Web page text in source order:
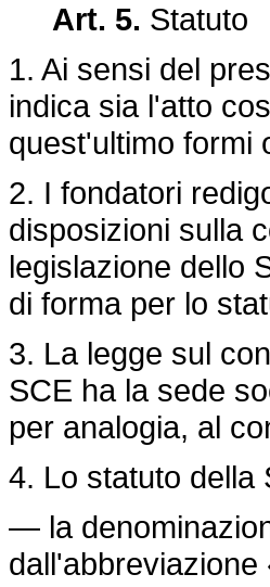
Art. 5. Statuto
1. Ai sensi del
indica sia l'atto
quest'ultimo formi
2. I fondatori
disposizioni sulla
legislazione dello
di forma per lo
3. La legge sul
SCE ha la sede
per analogia, al
4. Lo statuto della
— la